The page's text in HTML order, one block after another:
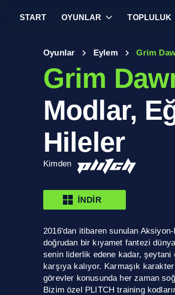
START OYUNLAR TOPLULUK
Oyunlar Eylem Grim
Grim
Modlar,
Hileler
Kimden
İNDIR
2016'dan itibaren sunulan
doğrudan bir kıyamet fantezi
senin liderlik edene kadar, şeytani
karşıya kalıyor. Karmaşık
görevler konusunda her zaman
Bizim özel PLITCH training